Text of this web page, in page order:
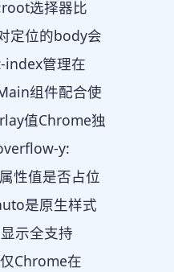
选择器比
定位的body会
index管理在
组件配合使
值Chrome独
y:
性值是否占位
是原生样式
示全支持
Chrome在